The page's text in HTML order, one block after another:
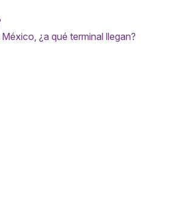
¿a qué terminal llegan?